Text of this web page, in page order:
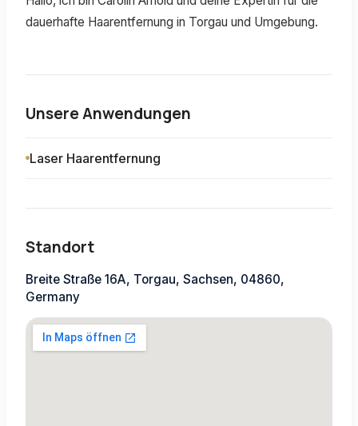
dauerhafte Haarentfernung in Torgau und Umgebung.
Unsere Anwendungen
Laser Haarentfernung
Standort
Breite Straße 16A, Torgau, Sachsen, 04860,
Germany